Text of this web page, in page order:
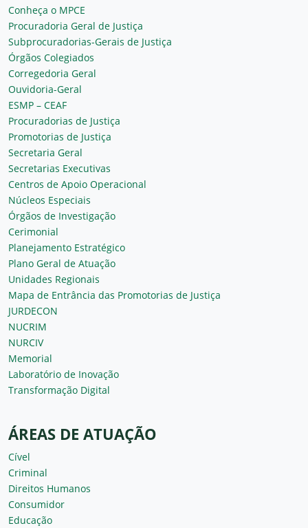
Conheça o MPCE
Procuradoria Geral de Justiça
Subprocuradorias-Gerais de Justiça
Órgãos Colegiados
Corregedoria Geral
Ouvidoria-Geral
ESMP – CEAF
Procuradorias de Justiça
Promotorias de Justiça
Secretaria Geral
Secretarias Executivas
Centros de Apoio Operacional
Núcleos Especiais
Órgãos de Investigação
Cerimonial
Planejamento Estratégico
Plano Geral de Atuação
Unidades Regionais
Mapa de Entrância das Promotorias de Justiça
JURDECON
NUCRIM
NURCIV
Memorial
Laboratório de Inovação
Transformação Digital
ÁREAS DE ATUAÇÃO
Cível
Criminal
Direitos Humanos
Consumidor
Educação